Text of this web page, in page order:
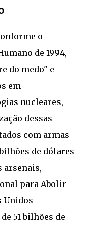
o
de 1994,
do medo" e
em
nucleares,
dessas
com armas
de dólares
arsenais,
para Abolir
Unidos
51 bilhões de